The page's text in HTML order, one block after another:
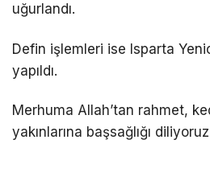
uğurlandı.
Defin işlemleri ise Isparta
yapıldı.
Merhuma Allah’tan rahmet,
yakınlarına başsağlığı